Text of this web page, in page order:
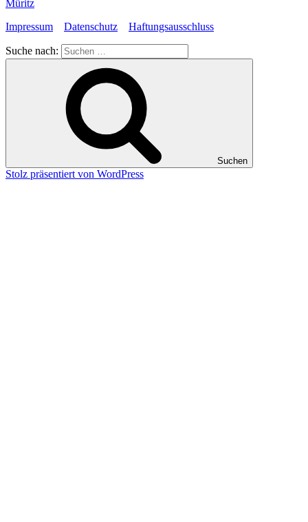
Müritz
Impressum
Datenschutz Haftungsausschluss
Suche nach:
Suchen
Stolz präsentiert von WordPress